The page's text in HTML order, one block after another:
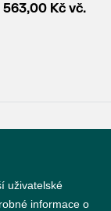
Kč vč.
uživatelské
informace o